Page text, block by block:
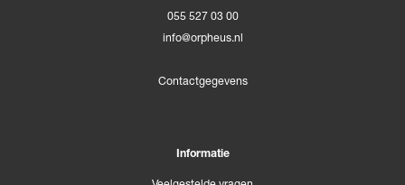
055 527 03 00
info@orpheus.nl
Contactgegevens
Informatie